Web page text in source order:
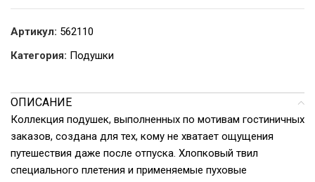
Артикул: 562110
Категория: Подушки
ОПИСАНИЕ
Коллекция подушек, выполненных по мотивам гостиничных
заказов, создана для тех, кому не хватает ощущения
путешествия даже после отпуска. Хлопковый твил
специального плетения и применяемые пуховые